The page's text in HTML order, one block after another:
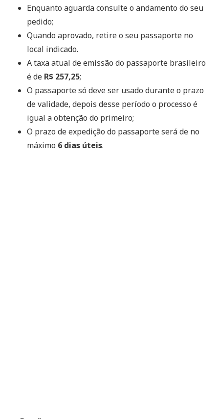
Enquanto aguarda consulte o andamento do seu
pedido;
Quando aprovado, retire o seu passaporte no
local indicado.
A taxa atual de emissão do passaporte brasileiro
é de R$ 257,25;
O passaporte só deve ser usado durante o prazo
de validade, depois desse período o processo é
igual a obtenção do primeiro;
O prazo de expedição do passaporte será de no
máximo 6 dias úteis.